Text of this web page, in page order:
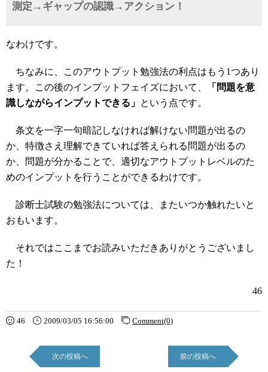
測定→ギャップの認識→アクション！
なわけです。
ちなみに、このアウトプット勉強法の利点はもう1つあり
ます。この後のインプットフェイズにおいて、
「問題を意
識しながらインプットできる」 という点です。
条文を一字一句暗記しなければ解けない問題が出るの
か、特徴さえ理解できていれば答えられる問題が出るの
か、問題が分かることで、適切なアウトプットレベルのた
めのインプットを行うことができるわけです。
診断士試験の勉強法については、またいつか触れたいと
おもいます。
それではここまでお読みいただきありがとうございまし
た！
46
46 2009/03/05 16:56:00 Comment(0)
次の投稿へ 前の投稿へ